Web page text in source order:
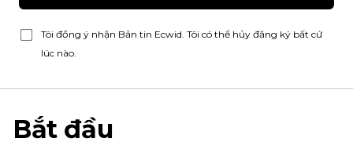
Tôi đồng ý nhận Bản tin Ecwid. Tôi có thể hủy đăng ký bất cứ
lúc nào.
Bắt đầu